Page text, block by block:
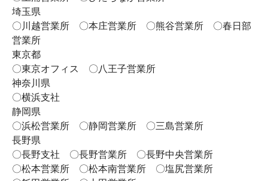
埼玉県
〇川越営業所 〇本庄営業所 〇熊谷営業所 〇春日部
営業所
東京都
〇東京オフィス 〇八王子営業所
神奈川県
〇横浜支社
静岡県
〇浜松営業所 〇静岡営業所 〇三島営業所
長野県
〇長野支社 〇長野営業所 〇長野中央営業所
〇松本営業所 〇松本南営業所 〇塩尻営業所